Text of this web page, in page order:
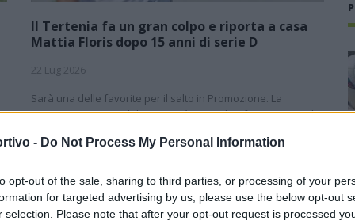
- Do Not Process My Personal Information
opt-out of the sale, sharing to third parties, or processing of your
for targeted advertising by us, please use the below opt-out
selection. Please note that after your opt-out request is processed
Il Tertenia fa un gran colpo e riporta a casa
Mattia Floris dopo 15 anni di serie D
22 Lug 2026
Sarà una delle favorite per il salto in Promozione. La
campagna acquisti del Tertenia è senz'altro faraonica per la
rinforzare la…
Il Pirri si riaffida alle mani esperte di
Busanca: «Ė il ritorno a una storia
d’amore rimasta solo in pausa»